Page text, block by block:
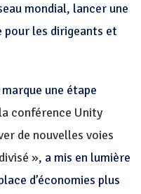
mondial, lancer une
pour les dirigeants et
une étape
la conférence Unity
de nouvelles voies
», a mis en lumière
d’économies plus